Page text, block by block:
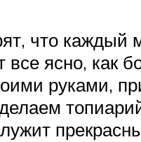
что
все ясно, как
руками,